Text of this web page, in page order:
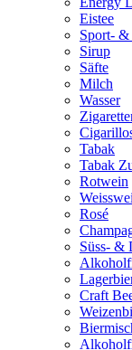
Eistee
Sport- &
Sirup
Säfte
Milch
Wasser
Tabak
Tabak
Rotwein
Rosé
Süss- &
Craft